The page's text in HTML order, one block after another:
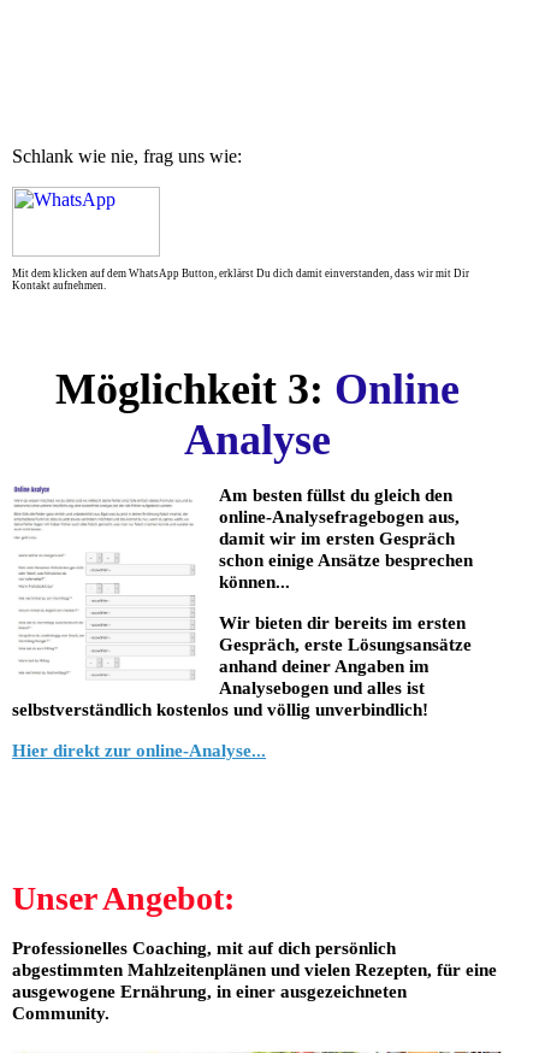
Möglichkeit 3: Online
Analyse
Am besten füllst du gleich den
online-Analysefragebogen aus,
damit wir im ersten Gespräch
schon einige Ansätze besprechen
können...
Wir bieten dir bereits im ersten
Gespräch, erste Lösungsansätze
anhand deiner Angaben im
Analysebogen und alles ist
selbstverständlich kostenlos und völlig unverbindlich!
Hier direkt zur online-Analyse...
Unser Angebot:
Professionelles Coaching, mit auf dich persönlich
abgestimmten Mahlzeitenplänen und vielen Rezepten, für eine
ausgewogene Ernährung, in einer ausgezeichneten
Community.